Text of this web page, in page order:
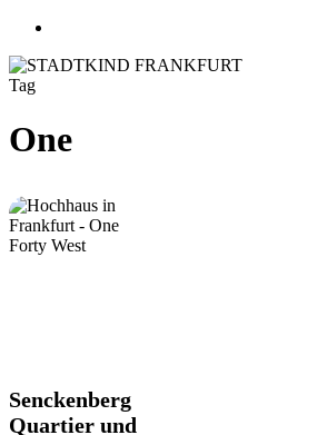
Tag
One
Senckenberg
Quartier
Senckenberg
Quartier und